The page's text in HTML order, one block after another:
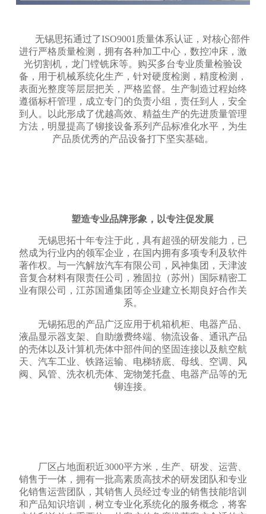
无锡思拓通过了ISO9001质量体系认证，对核心部件
进行严格质量检测，拥有各种加工中心，数控冲床，激
光切割机，龙门镗铣床等。购买多台专业质量检验设
备，用于机械系统化生产，针对硬度检测，精度检测，
表面光整度等层层把关，严格监督。生产制造过程始终
遵循标杆管理，成立专门的负责小组，责任到人，安全
到人。以此形成了优越高效、精益生产的先进质量管理
方法，明显提高了铆接设备系列产品标准化水平，为生
产品质优秀的产品设备打下坚实基础。
塑造专业品牌形象，以专注促发展
无锡思拓十年专注于此，具有超强的研发能力，已
然成为行业内的领军企业，在国内拥有多项专利及软件
著作权。与一汽解放汽车有限公司，风神集团，天津波
音复合材料有限责任公司，雅固拉（苏州）国际精密工
业有限公司，江苏国通集团等企业建立长期良好合作关
系。
无锡拓思的产品广泛应用于机箱机柜、电器产品、
液晶显示器支架、自助缴费终端、物流设备、通讯产品
的壳体以及计算机壳体中部件间的坚固连接以及航空航
天、汽车工业、铁路运输、电梯轿底、母线、空调、风
阀、风管、洗衣机壳体、宠物笼托盘、电器产品等的无
铆连接。
厂区占地面积近3000平方米，生产、研发、运营、
销售于一体，拥有一批高素质高技术的研发团队和专业
化销售运营团队，其销售人员经过专业的销售技能培训
和产品知识培训，树立专业化系统化的服务概念，将客